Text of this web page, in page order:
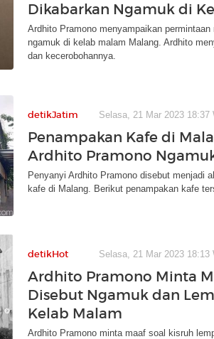
Dikabarkan Ngamuk di
Ardhito Pramono menyampaikan
ngamuk di kelab malam Malang. Ardhito
dan kecerobohannya.
detikJatim Selasa, 21 Mar 2023 18:37
Penampakan Kafe di
Ardhito Pramono
Penyanyi Ardhito Pramono disebut menjadi
kafe di Malang. Berikut penampakan kafe
detikHot Selasa, 21 Mar 2023 18:13
Ardhito Pramono Minta
Disebut Ngamuk dan
Kelab Malam
Ardhito Pramono minta maaf soal kisruh